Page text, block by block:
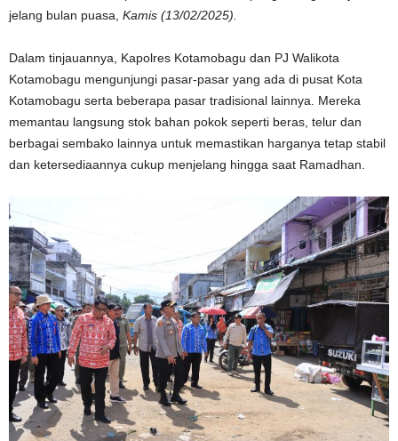
jelang bulan puasa, Kamis (13/02/2025).
Dalam tinjauannya, Kapolres Kotamobagu dan PJ Walikota
Kotamobagu mengunjungi pasar-pasar yang ada di pusat Kota
Kotamobagu serta beberapa pasar tradisional lainnya. Mereka
memantau langsung stok bahan pokok seperti beras, telur dan
berbagai sembako lainnya untuk memastikan harganya tetap stabil
dan ketersediaannya cukup menjelang hingga saat Ramadhan.